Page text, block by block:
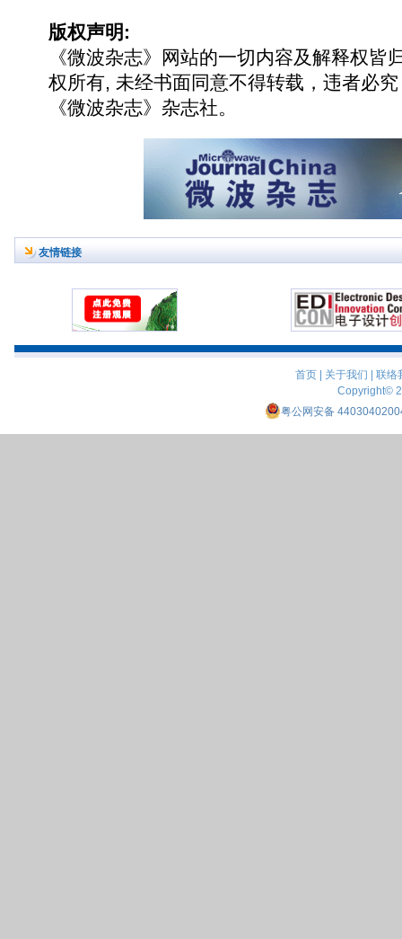
版权声明:
《微波杂志》网站的一切内容及解释权皆
权所有, 未经书面同意不得转载，违者必
《微波杂志》杂志社。
友情链接
首页 关于我们
联络
Copyright©
粤公网安备